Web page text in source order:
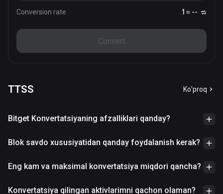
Conversion rate 1 ≈ --
Convert
TTSS Ko'proq
Bitget Konvertatsiyaning afzalliklari qanday?
Blok savdo xususiyatidan qanday foydalanish kerak?
Eng kam va maksimal konvertatsiya miqdori qancha?
Konvertatsiya qilingan aktivlarimni qachon olaman?